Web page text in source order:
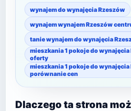
wynajem do wynajęcia Rzeszów
wynajem wynajem Rzeszów
tanie wynajem do wynajęcia
mieszkania 1 pokoje do
oferty
mieszkania 1 pokoje do wynajęcia
porównanie cen
Dlaczego ta strona